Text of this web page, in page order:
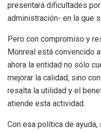
presentará dificultades
administración- en la que
Pero con compromiso y
Monreal está convencido
ahora la entidad no sólo
mejorar la calidad, sino
resalta la utilidad y el
atiende esta actividad.
Con esa política de